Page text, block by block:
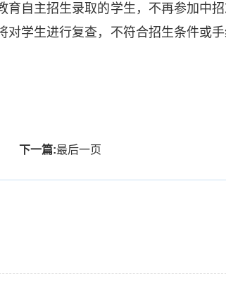
育自主招生录取的学生，不再参加中
对学生进行复查，不符合招生条件或
下一篇:最后一页